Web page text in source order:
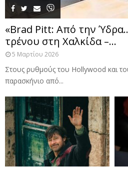
«Brad Pitt: Από την
τρένου στη Χαλκίδα –...
5 Μαρτίου 2026
Στους ρυθμούς του Hollywood και
παρασκήνιο από...